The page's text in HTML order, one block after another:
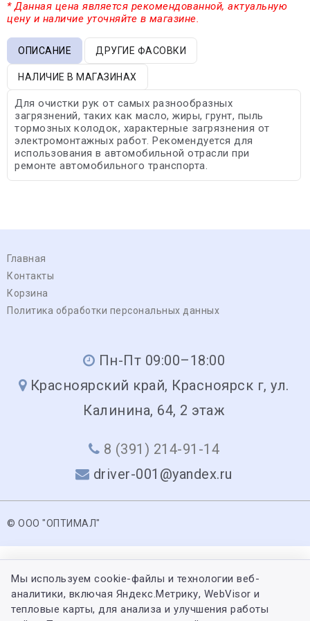
* Данная цена является рекомендованной, актуальную
цену и наличие уточняйте в магазине.
ОПИСАНИЕ ДРУГИЕ ФАСОВКИ
НАЛИЧИЕ В МАГАЗИНАХ
Для очистки рук от самых разнообразных
загрязнений, таких как масло, жиры, грунт, пыль
тормозных колодок, характерные загрязнения от
электромонтажных работ. Рекомендуется для
использования в автомобильной отрасли при
ремонте автомобильного транспорта.
Главная
Контакты
Корзина
Политика обработки персональных данных
Пн-Пт 09:00–18:00
Красноярский край, Красноярск г, ул.
Калинина, 64, 2 этаж
8 (391) 214-91-14
driver-001@yandex.ru
© ООО "ОПТИМАЛ"
Мы используем cookie-файлы и технологии веб-
аналитики, включая Яндекс.Метрику, WebVisor и
тепловые карты, для анализа и улучшения работы